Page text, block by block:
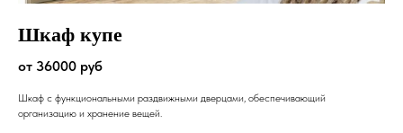
Шкаф купе
от 36000 руб
Шкаф с функциональными раздвижными дверцами, обеспечивающий
организацию и хранение вещей.